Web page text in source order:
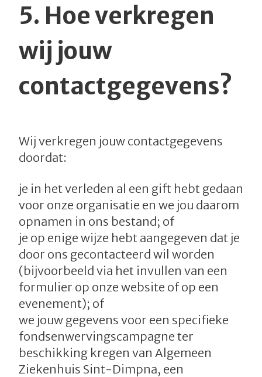
5. Hoe verkregen
wij jouw
contactgegevens?
Wij verkregen jouw contactgegevens
doordat:
je in het verleden al een gift hebt gedaan
voor onze organisatie en we jou daarom
opnamen in ons bestand; of
je op enige wijze hebt aangegeven dat je
door ons gecontacteerd wil worden
(bijvoorbeeld via het invullen van een
formulier op onze website of op een
evenement); of
we jouw gegevens voor een specifieke
fondsenwervingscampagne ter
beschikking kregen van Algemeen
Ziekenhuis Sint-Dimpna, een